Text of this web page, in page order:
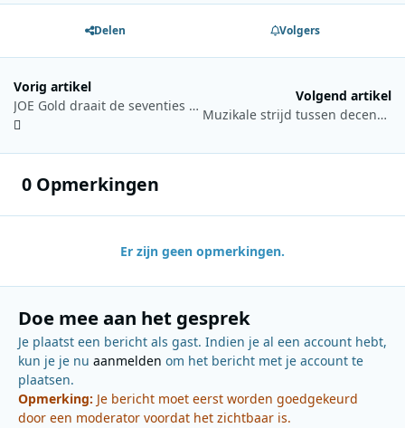
Delen Volgers
Vorig artikel
JOE Gold draait de seventies zoals jij ze wil horen
Volgend artikel
Muzikale strijd tussen decennia barst los bij Radio 10
0 Opmerkingen
Er zijn geen opmerkingen.
Doe mee aan het gesprek
Je plaatst een bericht als gast. Indien je al een account hebt,
kun je je nu aanmelden om het bericht met je account te
plaatsen.
Opmerking: Je bericht moet eerst worden goedgekeurd
door een moderator voordat het zichtbaar is.